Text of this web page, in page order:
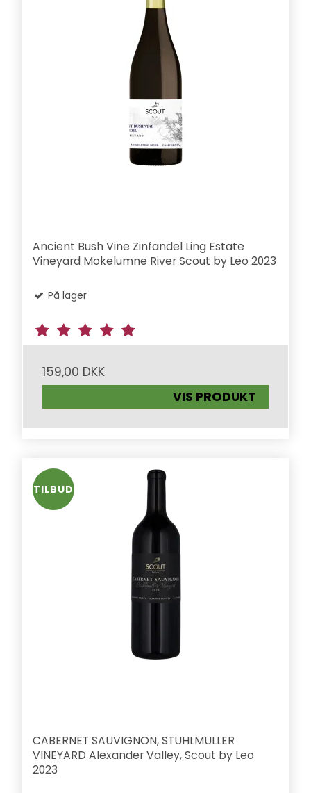
Ancient Bush Vine Zinfandel Ling Estate
Vineyard Mokelumne River Scout by Leo 2023
På lager
159,00 DKK
VIS PRODUKT
TILBUD
CABERNET SAUVIGNON, STUHLMULLER
VINEYARD Alexander Valley, Scout by Leo
2023